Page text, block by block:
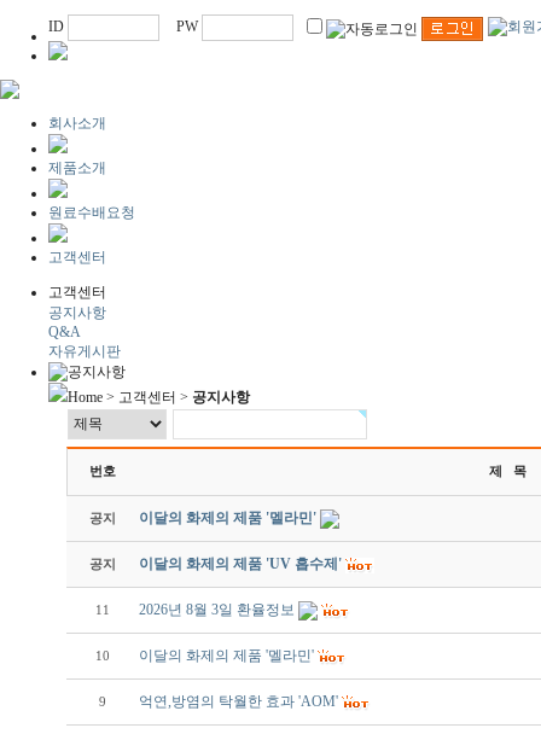
ID PW
회사소개
제품소개
원료수배요청
고객센터
고객센터
공지사항
Q&A
자유게시판
Home > 고객센터 > 공지사항
번호 제 목
공지 이달의 화제의 제품 '멜라민'
공지 이달의 화제의 제품 'UV 흡수제'
11 2026년 8월 3일 환율정보
10 이달의 화제의 제품 '멜라민'
9 억연,방염의 탁월한 효과 'AOM'